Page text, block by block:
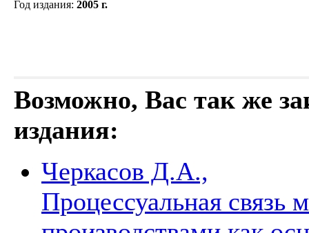
Год издания: 2005 г.
Возможно, Вас так же
издания:
Черкасов Д.А.,
Процессуальная связь